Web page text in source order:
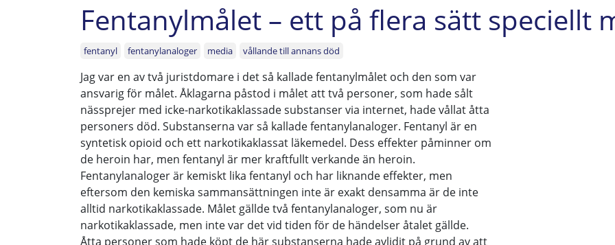
Fentanylmålet – ett på flera sätt speciellt
fentanyl fentanylanaloger media vållande till annans död
Jag var en av två juristdomare i det så kallade fentanylmålet och den som var
ansvarig för målet. Åklagarna påstod i målet att två personer, som hade sålt
nässprejer med icke-narkotikaklassade substanser via internet, hade vållat åtta
personers död. Substanserna var så kallade fentanylanaloger. Fentanyl är en
syntetisk opioid och ett narkotikaklassat läkemedel. Dess effekter påminner om
de heroin har, men fentanyl är mer kraftfullt verkande än heroin.
Fentanylanaloger är kemiskt lika fentanyl och har liknande effekter, men
eftersom den kemiska sammansättningen inte är exakt densamma är de inte
alltid narkotikaklassade. Målet gällde två fentanylanaloger, som nu är
narkotikaklassade, men inte var det vid tiden för de händelser åtalet gällde.
Åtta personer som hade köpt de här substanserna hade avlidit på grund av att